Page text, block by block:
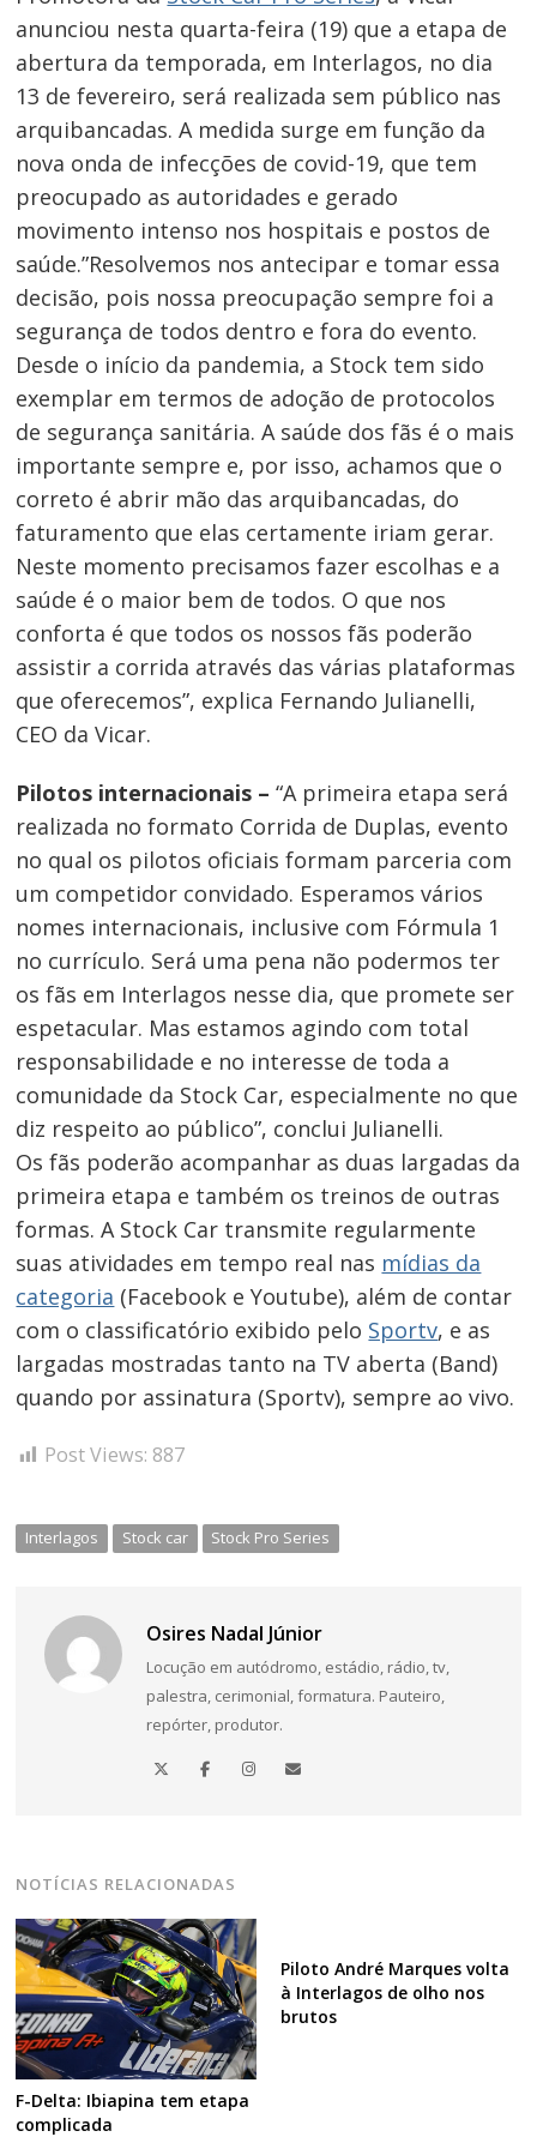
anunciou nesta quarta-feira (19) que a etapa de
abertura da temporada, em Interlagos, no dia
13 de fevereiro, será realizada sem público nas
arquibancadas. A medida surge em função da
nova onda de infecções de covid-19, que tem
preocupado as autoridades e gerado
movimento intenso nos hospitais e postos de
saúde.”Resolvemos nos antecipar e tomar essa
decisão, pois nossa preocupação sempre foi a
segurança de todos dentro e fora do evento.
Desde o início da pandemia, a Stock tem sido
exemplar em termos de adoção de protocolos
de segurança sanitária. A saúde dos fãs é o mais
importante sempre e, por isso, achamos que o
correto é abrir mão das arquibancadas, do
faturamento que elas certamente iriam gerar.
Neste momento precisamos fazer escolhas e a
saúde é o maior bem de todos. O que nos
conforta é que todos os nossos fãs poderão
assistir a corrida através das várias plataformas
que oferecemos”, explica Fernando Julianelli,
CEO da Vicar.
Pilotos internacionais – “A primeira etapa será
realizada no formato Corrida de Duplas, evento
no qual os pilotos oficiais formam parceria com
um competidor convidado. Esperamos vários
nomes internacionais, inclusive com Fórmula 1
no currículo. Será uma pena não podermos ter
os fãs em Interlagos nesse dia, que promete ser
espetacular. Mas estamos agindo com total
responsabilidade e no interesse de toda a
comunidade da Stock Car, especialmente no que
diz respeito ao público”, conclui Julianelli.
Os fãs poderão acompanhar as duas largadas da
primeira etapa e também os treinos de outras
formas. A Stock Car transmite regularmente
suas atividades em tempo real nas mídias da
categoria (Facebook e Youtube), além de contar
com o classificatório exibido pelo Sportv, e as
largadas mostradas tanto na TV aberta (Band)
quando por assinatura (Sportv), sempre ao vivo.
Post Views: 887
Interlagos Stock car Stock Pro Series
Osires Nadal Júnior
Locução em autódromo, estádio, rádio, tv,
palestra, cerimonial, formatura. Pauteiro,
repórter, produtor.
NOTÍCIAS RELACIONADAS
F-Delta: Ibiapina tem etapa
complicada
Piloto André Marques volta
à Interlagos de olho nos
brutos
Navegação
de
Post